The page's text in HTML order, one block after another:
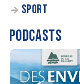
SPORT
PODCASTS